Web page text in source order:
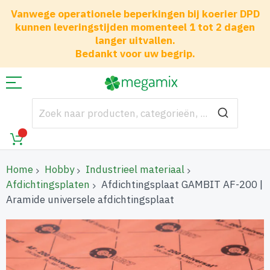
Vanwege operationele beperkingen bij koerier DPD
kunnen leveringstijden momenteel 1 tot 2 dagen
langer uitvallen.
Bedankt voor uw begrip.
Home Hobby
Industrieel materiaal
Afdichtingsplaten
Afdichtingsplaat GAMBIT AF-200 |
Aramide universele afdichtingsplaat
naar
het
einde
van